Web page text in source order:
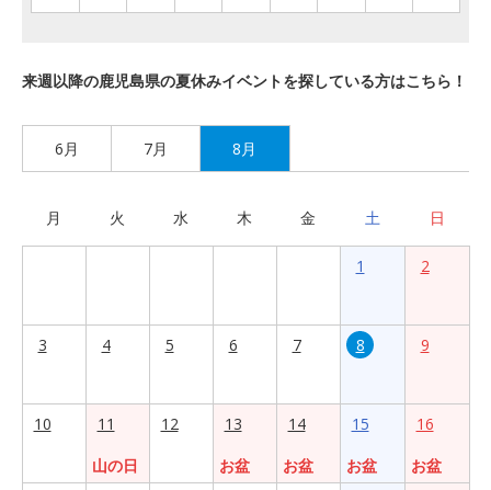
来週以降の鹿児島県の夏休みイベントを探している方はこちら！
6月 7月 8月
月 火 水 木 金 土 日
1 2
3 4 5 6 7 8 9
10
11
山の日
12
13
お盆
14
お盆
15
お盆
16
お盆